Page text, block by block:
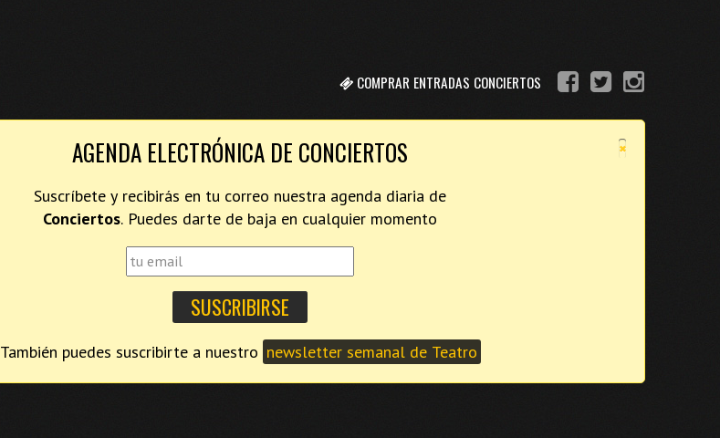
COMPRAR ENTRADAS CONCIERTOS
×
AGENDA ELECTRÓNICA DE CONCIERTOS
Suscríbete y recibirás en tu correo nuestra agenda diaria de
Conciertos. Puedes darte de baja en cualquier momento
También puedes suscribirte a nuestro newsletter semanal de Teatro